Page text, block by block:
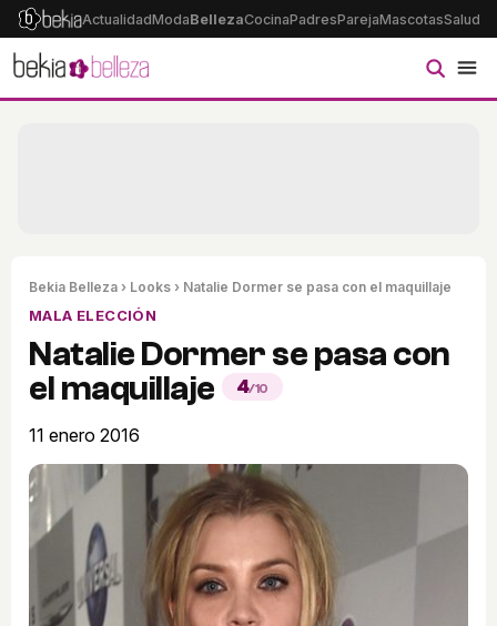
ActualidadModaBellezaCocinaPadresParejaMascotasSalud
Bekia Belleza › Looks › Natalie Dormer se pasa con el maquillaje
MALA ELECCIÓN
Natalie Dormer se pasa con
el maquillaje
4/10
11 enero 2016